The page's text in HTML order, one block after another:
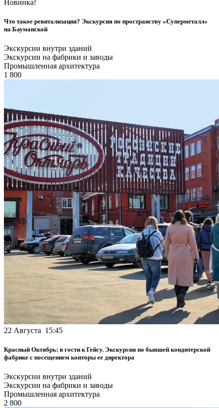
Новинка!
Что такое ревитализация? Экскурсия по пространству «Суперметалл»
на Бауманской
Экскурсии внутри зданий
Экскурсии на фабрики и заводы
Промышленная архитектура
1 800
22 Августа 15:45
Красный Октябрь: в гости к Гейсу. Экскурсия по бывшей кондитерской
фабрике с посещением конторы ее директора
Экскурсии внутри зданий
Экскурсии на фабрики и заводы
Промышленная архитектура
2 800